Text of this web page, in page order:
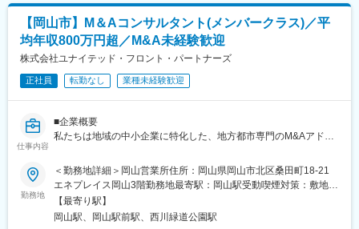
・リーガルチェック補助（顧問弁護士との連携）
・経営支援業務
■当社について
私たちは、地域の医療と介護を支え、ヘルスケアを進化させるリ
ーディングカンパニーです
ネスの創出にも取り組んでいます。
人的資本経営を重視し、社員が健康かつ意欲的に働ける環境づく
した組織開発にも積極的に取り組んでいます。
変更の範囲：会社の定める全ての業務への配置転換あり
入社後は税務会計業務がメインとなりますが、当社では資産コン
サルティングや、M&A仲介業務など多岐に渡る事業サポートを行
っておりますので、
ご自身の経験・スキルに応じて業務領域を拡大する事も可能で
す。
幹部コース／独立コース／経営者コースなど未来の支援もござい
ます。
＜年収モデル＞
巡回監査担当（会計事務所経験4年以上で通常の税理士業務が可能
な方）：年収約500万円
方）：年収約800万円
幹部経験者（会計事務所経験12年以上でより高度な税理士業務が
可能な方）：年収約1,000万円
【岡山市】M＆Aコンサルタント(メンバークラス)／平
均年収800万円超／M&A未経験歓迎
株式会社ユナイテッド・フロント・パートナーズ
正社員 転勤なし 業種未経験歓迎
仕事内容
■企業概要
私たちは地域の中小企業に特化した、地方都市専門のM&Aアドバ
い中立な立場でクライアントファーストな提案を行います。上場
準備中の安定企業で、全国に拠点を拡大中です。
■仕事内容
M&A（株式譲渡や事業譲渡）を通じて地域の中小企業の課題解決
勤務地
＜勤務地詳細＞岡山営業所住所：岡山県岡山市北区桑田町18-21
エネプレイス岡山3階勤務地最寄駅：岡山駅受動喫煙対策：敷地内
全面禁煙変更の範囲：会社の定める事業所
【最寄り駅】
岡山駅、岡山駅前駅、西川緑道公園駅